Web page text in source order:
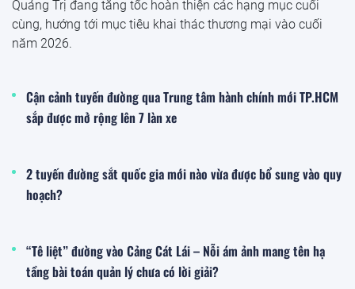
Quảng Trị đang tăng tốc hoàn thiện các hạng mục cuối
cùng, hướng tới mục tiêu khai thác thương mại vào cuối
năm 2026.
Cận cảnh tuyến đường qua Trung tâm hành chính mới TP.HCM
sắp được mở rộng lên 7 làn xe
2 tuyến đường sắt quốc gia mới nào vừa được bổ sung vào quy
hoạch?
“Tê liệt” đường vào Cảng Cát Lái – Nỗi ám ảnh mang tên hạ
tầng bài toán quản lý chưa có lời giải?